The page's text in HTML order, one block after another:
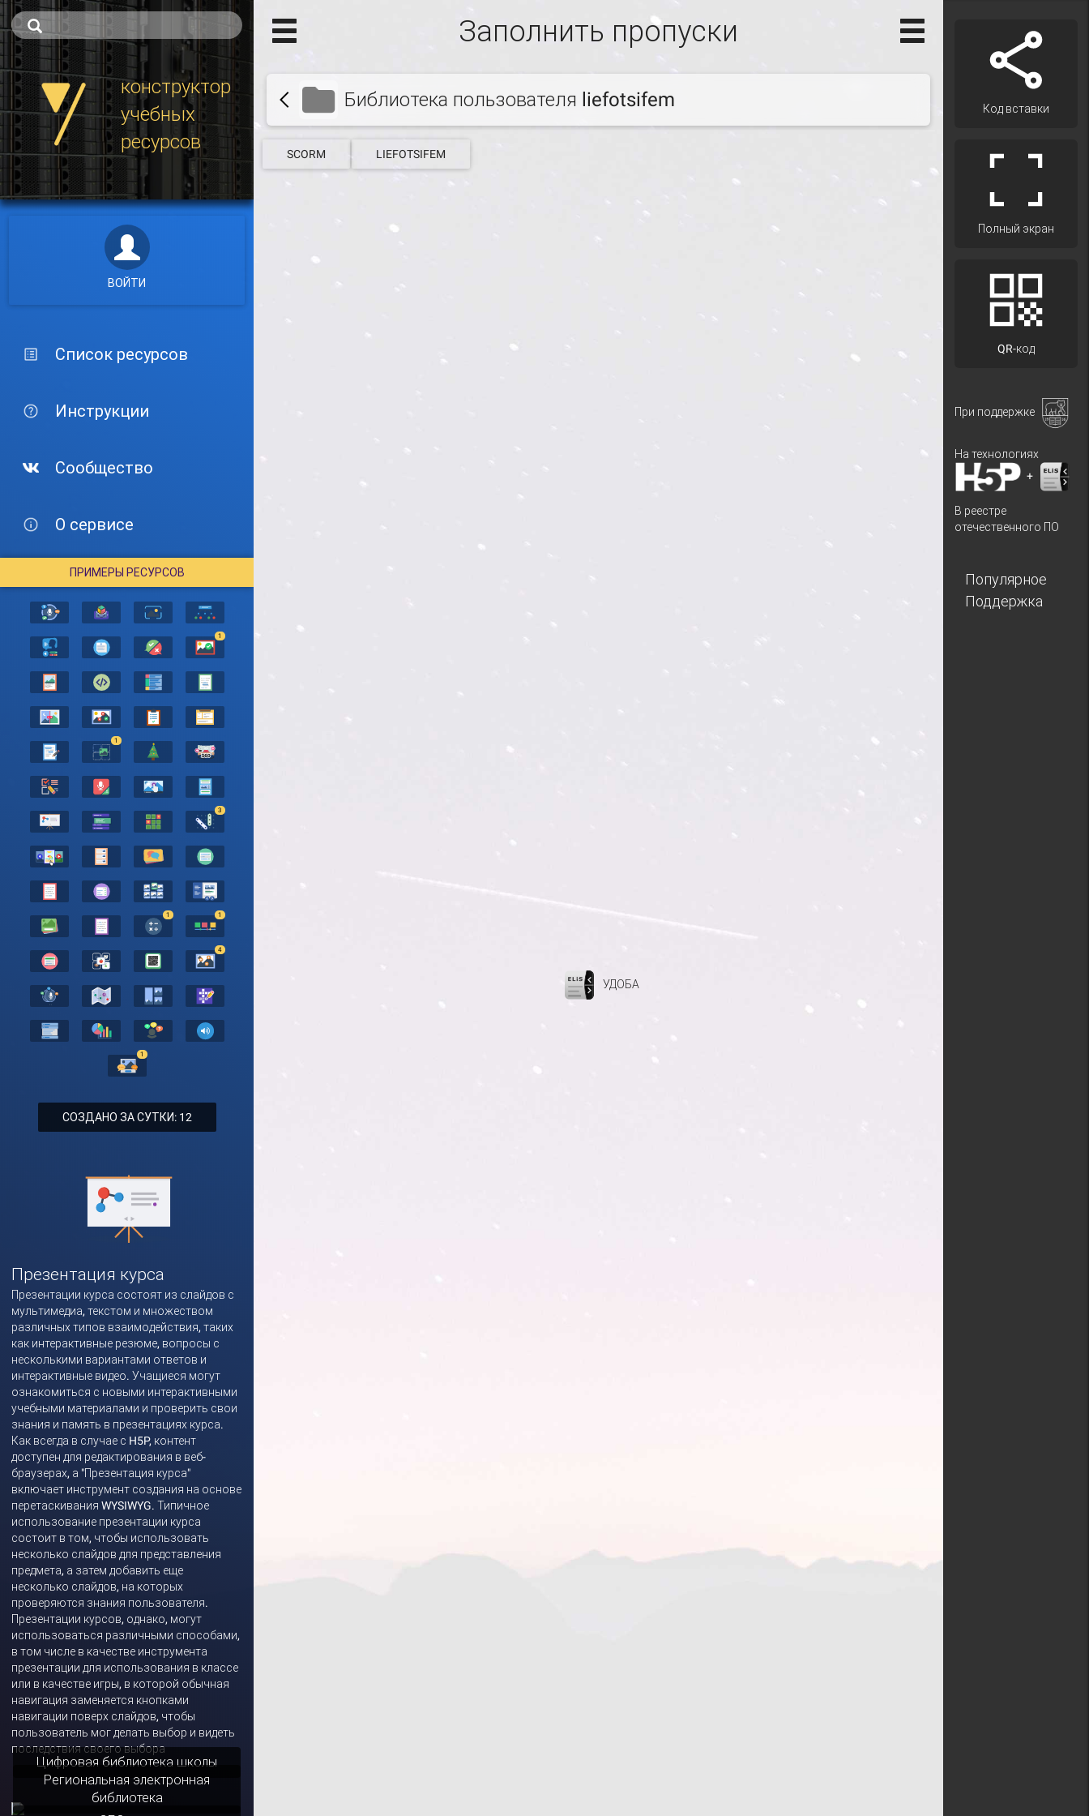
конструктор
учебных
ресурсов
ВОЙТИ
Список ресурсов
Инструкции
Сообщество
О сервисе
ПРИМЕРЫ РЕСУРСОВ
1
1
3
1 1
4
1
СОЗДАНО ЗА СУТКИ: 12
Презентация курса
Презентации курса состоят из слайдов с
мультимедиа, текстом и множеством
различных типов взаимодействия, таких
как интерактивные резюме, вопросы с
несколькими вариантами ответов и
интерактивные видео. Учащиеся могут
ознакомиться с новыми интерактивными
учебными материалами и проверить свои
знания и память в презентациях курса.
Как всегда в случае с H5P, контент
доступен для редактирования в веб-
браузерах, а "Презентация курса"
включает инструмент создания на основе
перетаскивания WYSIWYG. Типичное
использование презентации курса
состоит в том, чтобы использовать
несколько слайдов для представления
предмета, а затем добавить еще
несколько слайдов, на которых
проверяются знания пользователя.
Презентации курсов, однако, могут
использоваться различными способами,
в том числе в качестве инструмента
презентации для использования в классе
или в качестве игры, в которой обычная
навигация заменяется кнопками
навигации поверх слайдов, чтобы
пользователь мог делать выбор и видеть
последствия своего выбора
Заполнить пропуски
Библиотека пользователя liefotsifem
SCORM LIEFOTSIFEM
УДОБА
Код вставки
Полный экран
QR-код
При поддержке
На технологиях
+
В реестре
отечественного ПО
Популярное
Поддержка